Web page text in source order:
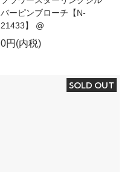
バーピンブローチ【N-
21433】 @
0円(内税)
SOLD OUT